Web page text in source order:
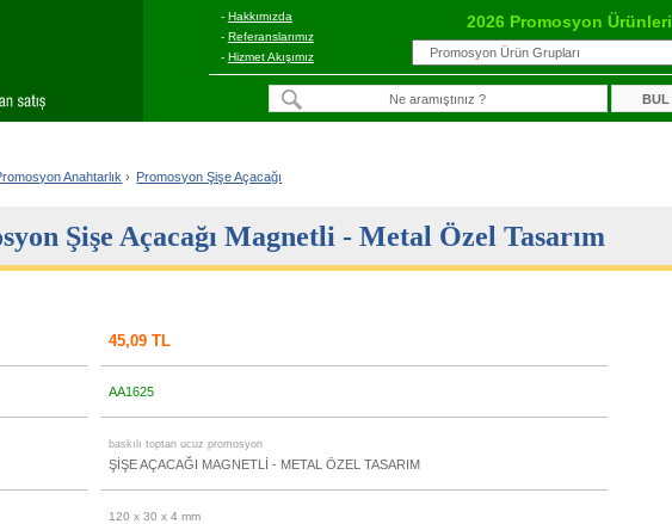
- Hakkımızda
- Referanslarımız
- Hizmet Akışımız
2026 Promosyon Ürünleri
Anahtarlık › Promosyon Şişe Açacağı
Şişe Açacağı Magnetli - Metal Özel Tasarım
45,09 TL
AA1625
baskılı toptan ucuz promosyon
ŞİŞE AÇACAĞI MAGNETLİ - METAL ÖZEL TASARIM
120 x 30 x 4 mm